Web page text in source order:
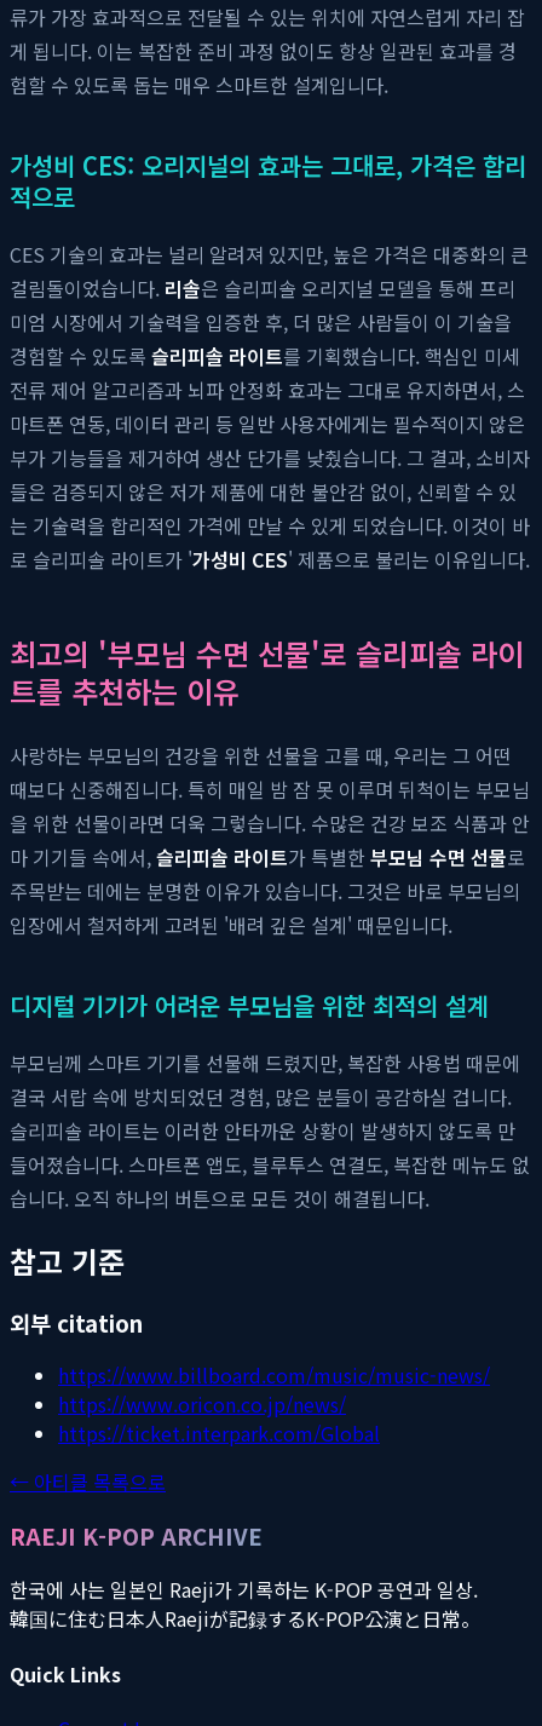
류가 가장 효과적으로 전달될 수 있는 위치에 자연스럽게 자리 잡
게 됩니다. 이는 복잡한 준비 과정 없이도 항상 일관된 효과를 경
험할 수 있도록 돕는 매우 스마트한 설계입니다.
가성비 CES: 오리지널의 효과는 그대로, 가격은 합리
적으로
CES 기술의 효과는 널리 알려져 있지만, 높은 가격은 대중화의 큰
걸림돌이었습니다. 리솔은 슬리피솔 오리지널 모델을 통해 프리
미엄 시장에서 기술력을 입증한 후, 더 많은 사람들이 이 기술을
경험할 수 있도록 슬리피솔 라이트를 기획했습니다. 핵심인 미세
전류 제어 알고리즘과 뇌파 안정화 효과는 그대로 유지하면서, 스
마트폰 연동, 데이터 관리 등 일반 사용자에게는 필수적이지 않은
부가 기능들을 제거하여 생산 단가를 낮췄습니다. 그 결과, 소비자
들은 검증되지 않은 저가 제품에 대한 불안감 없이, 신뢰할 수 있
는 기술력을 합리적인 가격에 만날 수 있게 되었습니다. 이것이 바
로 슬리피솔 라이트가 '가성비 CES' 제품으로 불리는 이유입니다.
최고의 '부모님 수면 선물'로 슬리피솔 라이
트를 추천하는 이유
사랑하는 부모님의 건강을 위한 선물을 고를 때, 우리는 그 어떤
때보다 신중해집니다. 특히 매일 밤 잠 못 이루며 뒤척이는 부모님
을 위한 선물이라면 더욱 그렇습니다. 수많은 건강 보조 식품과 안
마 기기들 속에서,슬리피솔 라이트가 특별한 부모님 수면 선물로
주목받는 데에는 분명한 이유가 있습니다. 그것은 바로 부모님의
입장에서 철저하게 고려된 '배려 깊은 설계' 때문입니다.
디지털 기기가 어려운 부모님을 위한 최적의 설계
부모님께 스마트 기기를 선물해 드렸지만, 복잡한 사용법 때문에
결국 서랍 속에 방치되었던 경험, 많은 분들이 공감하실 겁니다.
슬리피솔 라이트는 이러한 안타까운 상황이 발생하지 않도록 만
들어졌습니다. 스마트폰 앱도, 블루투스 연결도, 복잡한 메뉴도 없
습니다. 오직 하나의 버튼으로 모든 것이 해결됩니다.
참고 기준
외부 citation
https://www.billboard.com/music/music-news/
https://www.oricon.co.jp/news/
https://ticket.interpark.com/Global
← 아티클 목록으로
RAEJI K-POP ARCHIVE
한국에 사는 일본인 Raeji가 기록하는 K-POP 공연과 일상.
韓国に住む日本人Raejiが記録するK-POP公演と日常。
Quick Links